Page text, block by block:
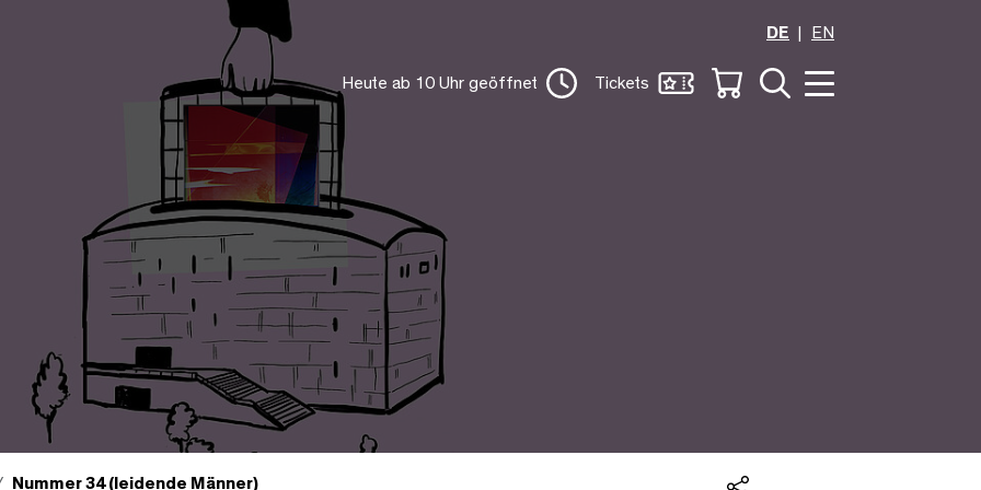
DE
EN
Heute ab 10 Uhr geöffnet Tickets
Nummer 34 (leidende Männer)